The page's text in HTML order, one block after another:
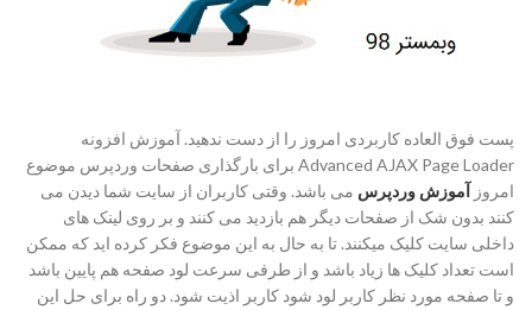
پست فوق العاده کاربردی امروز را از دست ندهید. آموزش افزونه
Advanced AJAX Page Loader برای بارگذاری صفحات وردپرس موضوع
امروز آموزش وردپرس می باشد. وقتی کاربران از سایت شما دیدن می
کنند بدون شک از صفحات دیگر هم بازدید می کنند و بر روی لینک های
داخلی سایت کلیک میکنند. تا به حال به این موضوع فکر کرده اید که ممکن
است تعداد کلیک ها زیاد باشد و از طرفی سرعت لود صفحه هم پایین باشد
و تا صفحه مورد نظر کاربر لود شود کاربر اذیت شود. دو راه برای حل این